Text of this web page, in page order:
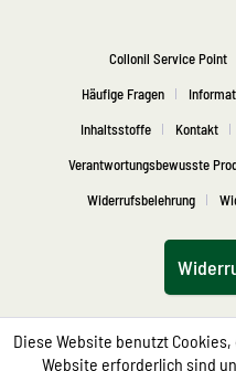
Collonil Service Point
Häufige Fragen
Inhaltsstoffe
Kontakt
Verantwortungsbewusste
Widerrufsbelehrung
Diese Website benutzt
Website erforderlich sind